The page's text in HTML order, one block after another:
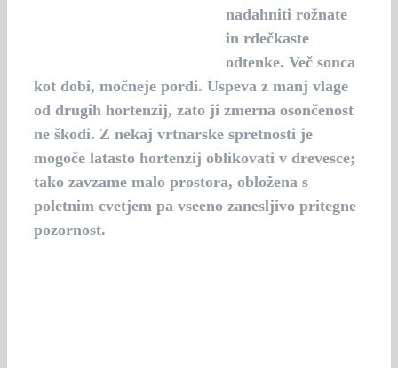
nadahniti rožnate
in rdečkaste
odtenke. Več sonca
kot dobi, močneje pordi. Uspeva z manj vlage
od drugih hortenzij, zato ji zmerna osončenost
ne škodi. Z nekaj vrtnarske spretnosti je
mogoče latasto hortenzij oblikovati v drevesce;
tako zavzame malo prostora, obložena s
poletnim cvetjem pa vseeno zanesljivo pritegne
pozornost.